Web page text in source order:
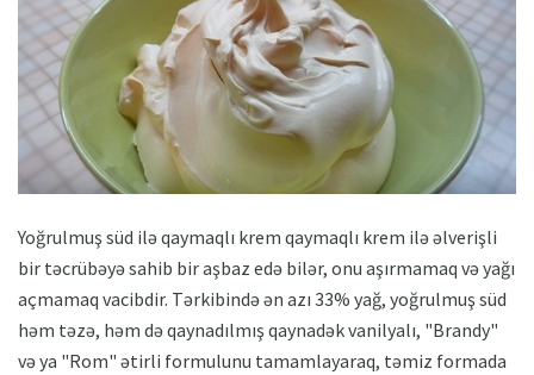
Yoğrulmuş süd ilə qaymaqlı krem ​​qaymaqlı krem ​​ilə əlverişli
bir təcrübəyə sahib bir aşbaz edə bilər, onu aşırmamaq və yağı
açmamaq vacibdir. Tərkibində ən azı 33% yağ, yoğrulmuş süd
həm təzə, həm də qaynadılmış qaynadək vanilyalı, "Brandy"
və ya "Rom" ətirli formulunu tamamlayaraq, təmiz formada